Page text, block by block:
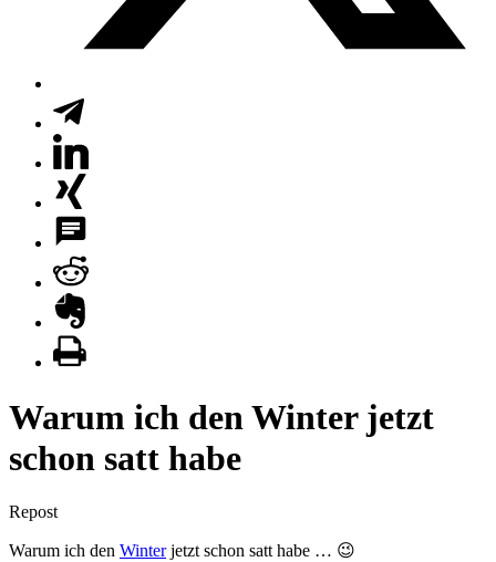
Warum ich den Winter jetzt
schon satt habe
Repost
Warum ich den Winterjetzt schon satt habe … 😉